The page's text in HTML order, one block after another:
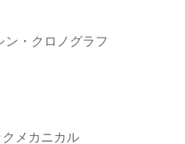
・クロノグラフ
メカニカル